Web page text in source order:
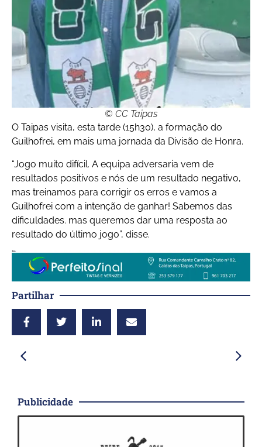
© CC Taipas
O Taipas visita, esta tarde (15h30), a formação do
Guilhofrei, em mais uma jornada da Divisão de Honra.
“Jogo muito difícil. A equipa adversaria vem de
resultados positivos e nós de um resultado negativo,
mas treinamos para corrigir os erros e vamos a
Guilhofrei com a intenção de ganhar! Sabemos das
dificuldades. mas queremos dar uma resposta ao
resultado do último jogo”, disse.
Partilhar
Publicidade